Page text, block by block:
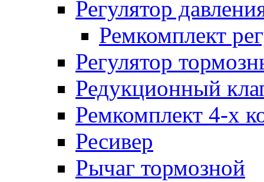
Регулятор
Ремкомплект
Регулятор
Редукционный
Ремкомплект 4-х
Ресивер
Рычаг тормозной